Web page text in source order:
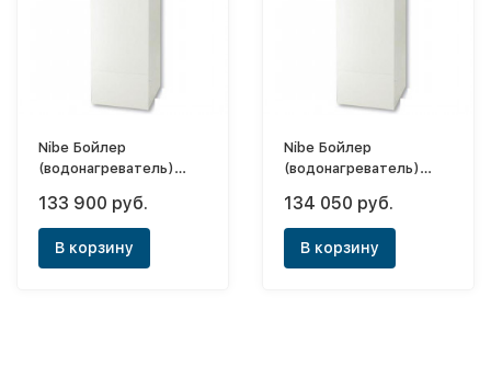
Nibe Бойлер
(водонагреватель)
Solar 220 X
133 900 руб.
В корзину
Nibe Бойлер
(водонагреватель)
Solar 300 X
134 050 руб.
В корзину